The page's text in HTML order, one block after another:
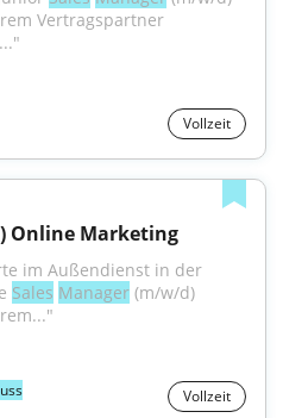
Vertragspartner
Vollzeit
Online Marketing
im Außendienst in der
Sales Manager (m/w/d)
Vollzeit